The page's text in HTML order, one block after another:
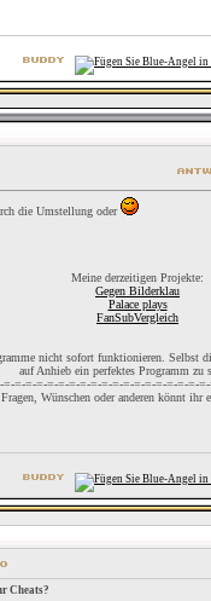
die Umstellung oder
Meine derzeitigen Projekte:
Gegen Bilderklau
Palace plays
FanSubVergleich
nicht sofort funktionieren. Selbst
auf Anhieb ein perfektes Programm zu
=-=-=-=-=-=-=-=-=-=-=-=-=-=-=-=-=-=-
Wünschen oder anderen könnt ihr
Cheats?